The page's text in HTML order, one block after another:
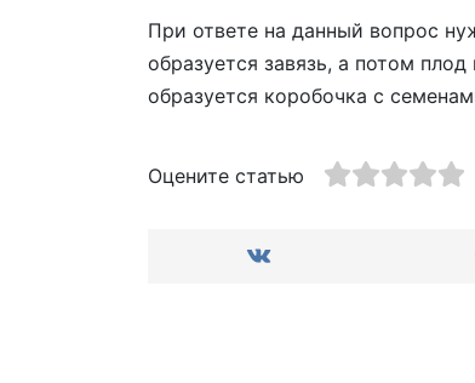
При ответе на данный вопрос
образуется завязь, а потом
образуется коробочка с
Оцените статью